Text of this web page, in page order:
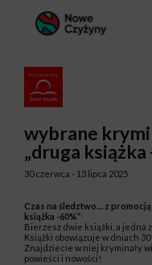
wybrane
„druga książka
30 czerwca - 13 lipca 2025
Czas na śledztwo… z
książka -60%”
Bierzesz dwie książki, a jedna
Książki obowiązuje w dniach 30
Znajdziecie w niej kryminały
powieści i nowości!